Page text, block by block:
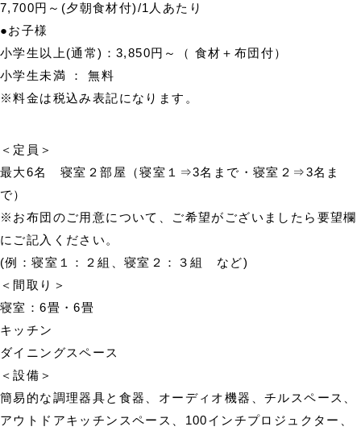
7,700円～(夕朝食材付)/1人あたり
●お子様
小学生以上(通常)：3,850円～（ 食材＋布団付）
小学生未満 ： 無料
※料金は税込み表記になります。
＜定員＞
最大6名 寝室２部屋（寝室１⇒3名まで・寝室２⇒3名ま
で）
※お布団のご用意について、ご希望がございましたら要望欄
にご記入ください。
(例：寝室１：２組、寝室２：３組 など)
＜間取り＞
寝室：6畳・6畳
キッチン
ダイニングスペース
＜設備＞
簡易的な調理器具と食器、オーディオ機器、チルスペース、
アウトドアキッチンスペース、100インチプロジュクター、